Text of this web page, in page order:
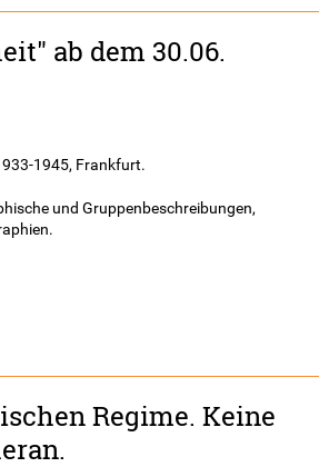
ab dem 30.06.
1945, Frankfurt.
und Gruppenbeschreibungen,
Regime. Keine